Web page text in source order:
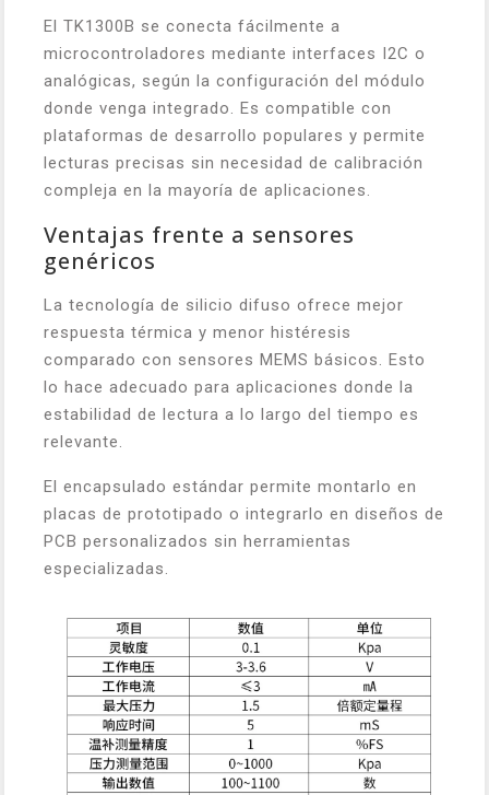
El TK1300B se conecta fácilmente a
microcontroladores mediante interfaces I2C o
analógicas, según la configuración del módulo
donde venga integrado. Es compatible con
plataformas de desarrollo populares y permite
lecturas precisas sin necesidad de calibración
compleja en la mayoría de aplicaciones.
Ventajas frente a sensores
genéricos
La tecnología de silicio difuso ofrece mejor
respuesta térmica y menor histéresis
comparado con sensores MEMS básicos. Esto
lo hace adecuado para aplicaciones donde la
estabilidad de lectura a lo largo del tiempo es
relevante.
El encapsulado estándar permite montarlo en
placas de prototipado o integrarlo en diseños de
PCB personalizados sin herramientas
especializadas.